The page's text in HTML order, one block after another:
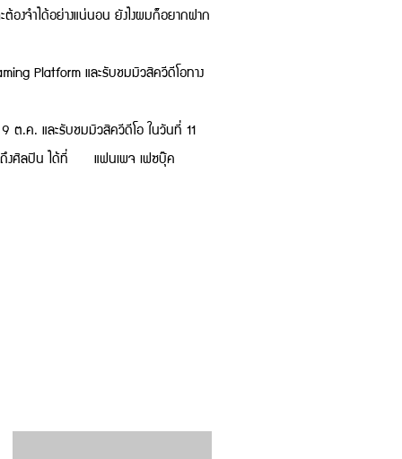
งจำได้อย่างแน่นอน ยังไงผมก็อยากฝาก
Platform และรับชมมิวสิควีดีโอทาง
. และรับชมมิวสิควีดีโอ ในวันที่ 11
มถึงศิลปิน ได้ที่ แฟนเพจ เฟซบุ๊ค